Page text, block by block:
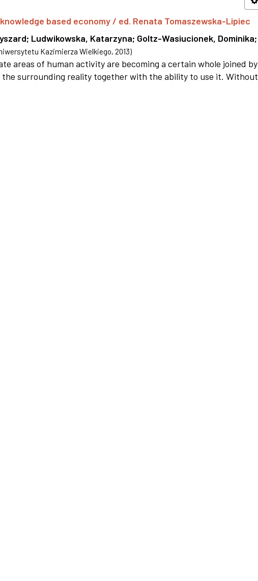
based economy / ed. Renata Tomaszewska-Lipiec
; Ludwikowska, Katarzyna; Goltz-Wasiucionek, Dominika;
Kazimierza Wielkiego, 2013)
areas of human activity are becoming a certain whole joined by
surrounding reality together with the ability to use it. Without